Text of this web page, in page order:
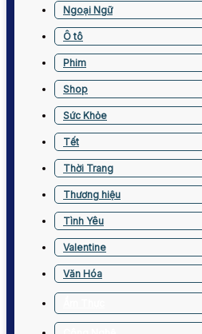
Ngoại Ngữ
Ô tô
Phim
Shop
Sức Khỏe
Tết
Thời Trang
Thương hiệu
Tình Yêu
Valentine
Văn Hóa